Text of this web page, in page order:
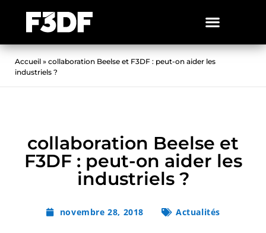
Accueil » collaboration Beelse et F3DF : peut-on aider les
industriels ?
collaboration Beelse et
F3DF : peut-on aider les
industriels ?
novembre 28, 2018 Actualités